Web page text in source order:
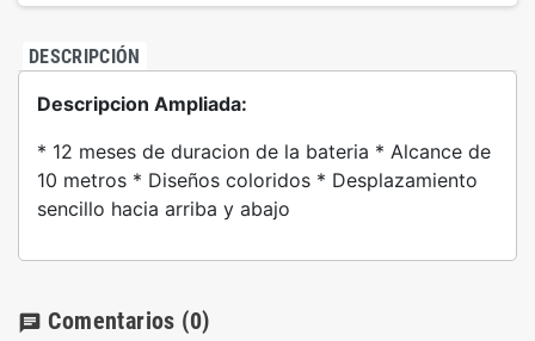
DESCRIPCIÓN
Descripcion Ampliada:
* 12 meses de duracion de la bateria * Alcance de
10 metros * Diseños coloridos * Desplazamiento
sencillo hacia arriba y abajo
chat Comentarios (0)